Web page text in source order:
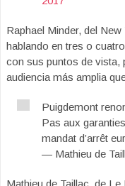
Raphael Minder, del
hablando en tres o
con sus puntos de vista,
audiencia más amplia
Puigdemont
Pas aux
mandat d’arrêt
— Mathieu de
Mathieu de Taillac, de